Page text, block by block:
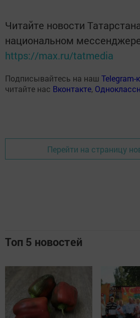
Читайте новости
национальном
https://max.ru/tatmedia
Подписывайтесь на наш Telegram-
читайте нас Вконтакте,
Перейти на страницу
Топ 5 новостей